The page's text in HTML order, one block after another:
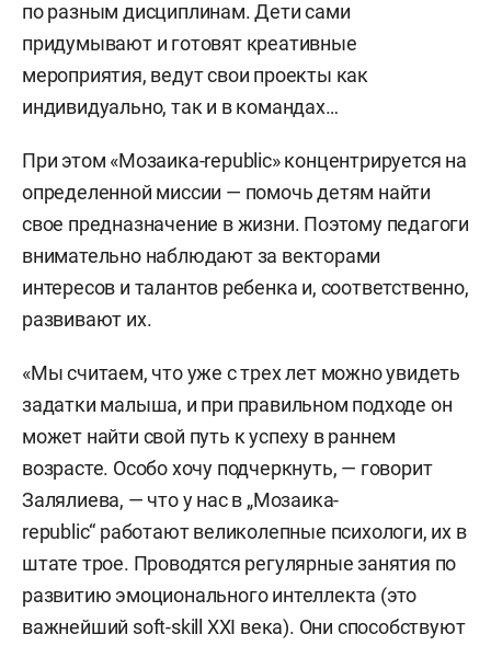
по разным дисциплинам. Дети сами
придумывают и готовят креативные
мероприятия, ведут свои проекты как
индивидуально, так и в командах…
При этом «Мозаика-republic» концентрируется на
определенной миссии — помочь детям найти
свое предназначение в жизни. Поэтому педагоги
внимательно наблюдают за векторами
интересов и талантов ребенка и, соответственно,
развивают их.
«Мы считаем, что уже с трех лет можно увидеть
задатки малыша, и при правильном подходе он
может найти свой путь к успеху в раннем
возрасте. Особо хочу подчеркнуть, — говорит
Залялиева, — что у нас в „Мозаика-
republic“ работают великолепные психологи, их в
штате трое. Проводятся регулярные занятия по
развитию эмоционального интеллекта (это
важнейший soft-skill XXI века). Они способствуют